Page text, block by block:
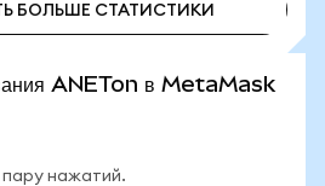
БОЛЬШЕ СТАТИСТИКИ
ANETon в MetaMask
пару нажатий.